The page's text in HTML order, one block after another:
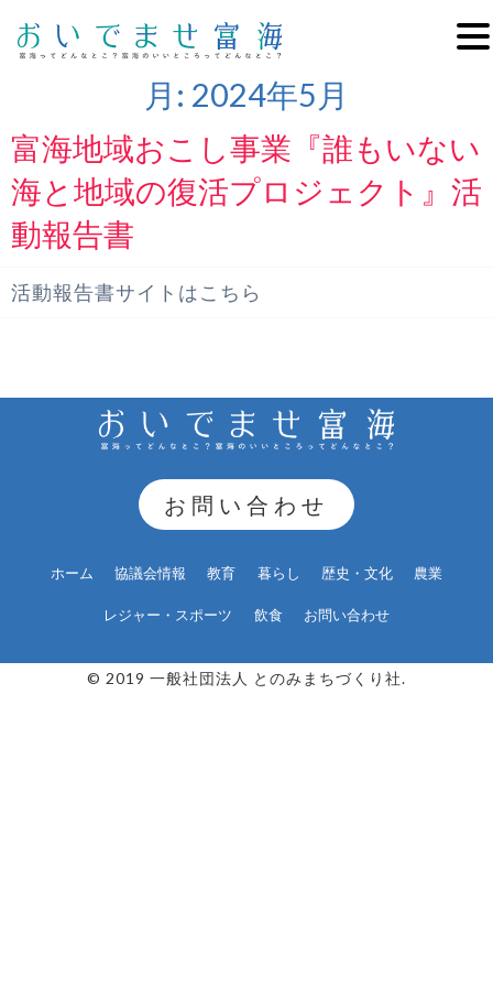
月: 2024年5月
富海地域おこし事業『誰もいない
海と地域の復活プロジェクト』活
動報告書
活動報告書サイトはこちら
お問い合わせ
ホーム 協議会情報 教育 暮らし 歴史・文化 農業
レジャー・スポーツ 飲食 お問い合わせ
© 2019 一般社団法人 とのみまちづくり社.